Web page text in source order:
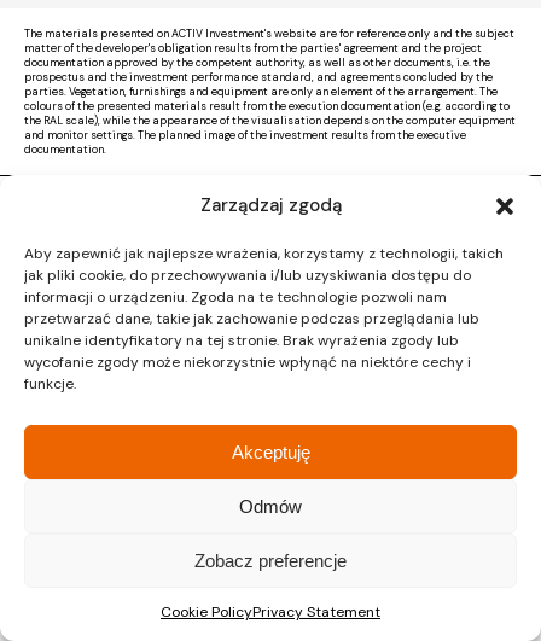
Zarządzaj zgodą
Aby zapewnić jak najlepsze wrażenia, korzystamy z technologii, takich
jak pliki cookie, do przechowywania i/lub uzyskiwania dostępu do
informacji o urządzeniu. Zgoda na te technologie pozwoli nam
przetwarzać dane, takie jak zachowanie podczas przeglądania lub
unikalne identyfikatory na tej stronie. Brak wyrażenia zgody lub
wycofanie zgody może niekorzystnie wpłynąć na niektóre cechy i
funkcje.
Akceptuję
Odmów
Zobacz preferencje
Cookie PolicyPrivacy Statement
The materials presented on ACTIV Investment's website are for reference only and the subject
matter of the developer's obligation results from the parties' agreement and the project
documentation approved by the competent authority, as well as other documents, i.e. the
prospectus and the investment performance standard, and agreements concluded by the
parties. Vegetation, furnishings and equipment are only an element of the arrangement. The
colours of the presented materials result from the execution documentation (e.g. according to
the RAL scale), while the appearance of the visualisation depends on the computer equipment
and monitor settings. The planned image of the investment results from the executive
documentation.
Activ Investment|Polityka prywatności
Design by CTL MEDIA | Strona www: Proformat